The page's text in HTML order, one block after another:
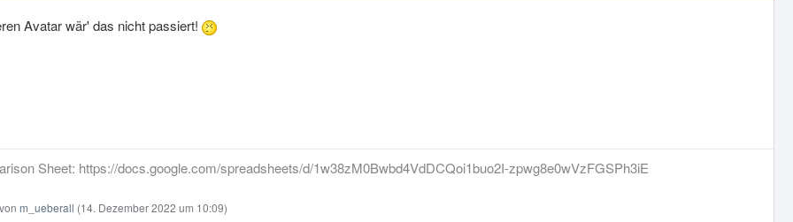
Avatar wär' das nicht passiert!
Sheet: https://docs.google.com/spreadsheets/d/1w38zM0Bwbd4VdDCQoi1buo2I-zpwg8e0wVzFGSPh3iE
m_ueberall (14. Dezember 2022 um 10:09)